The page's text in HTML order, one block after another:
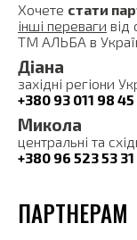
Хочете стати
інші переваги від
ТМ АЛЬБА в
Діана
західні регіони
+380 93 011 98 45
Микола
центральні та
+380 96 523 53 31
ПАРТНЕРАМ